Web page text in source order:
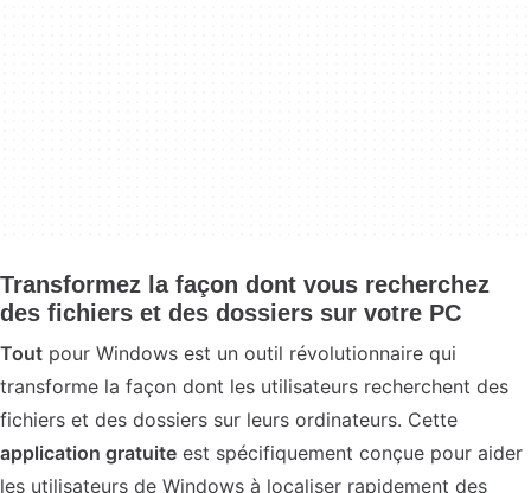
Transformez la façon dont vous recherchez
des fichiers et des dossiers sur votre PC
Tout pour Windows est un outil révolutionnaire qui
transforme la façon dont les utilisateurs recherchent des
fichiers et des dossiers sur leurs ordinateurs. Cette
application gratuite est spécifiquement conçue pour aider
les utilisateurs de Windows à localiser rapidement des